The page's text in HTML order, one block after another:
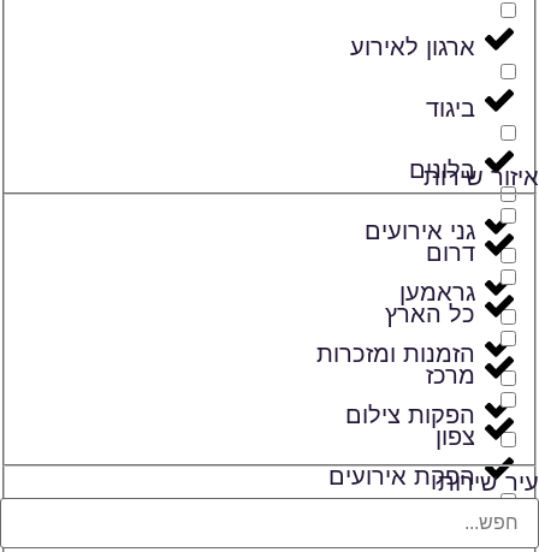
ארגון לאירוע
ביגוד
בלונים
גני אירועים
גראמען
הזמנות ומזכרות
הפקות צילום
הפקת אירועים
זמרים
איזור שירות
דרום
כל הארץ
מרכז
צפון
עיר שירות